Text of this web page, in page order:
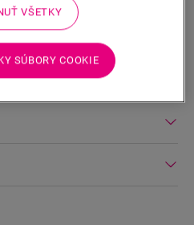
One4All Glue. Pre vodotesné
súpravu Hydrokit a
dostupná v pretierateľnej
VŠETKY
SÚBORY COOKIE